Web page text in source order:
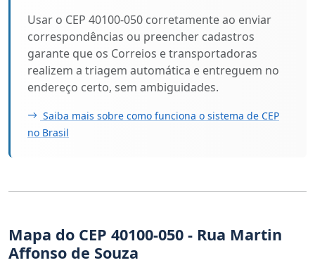
Usar o CEP 40100-050 corretamente ao enviar
correspondências ou preencher cadastros
garante que os Correios e transportadoras
realizem a triagem automática e entreguem no
endereço certo, sem ambiguidades.
Saiba mais sobre como funciona o sistema de CEP
no Brasil
Mapa do CEP 40100-050 - Rua Martin
Affonso de Souza